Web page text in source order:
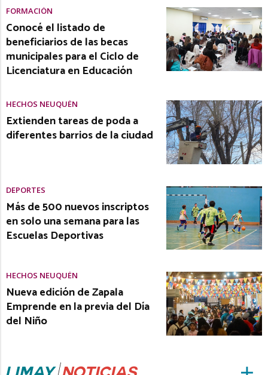
FORMACIÓN
Conocé el listado de
beneficiarios de las becas
municipales para el Ciclo de
Licenciatura en Educación
HECHOS NEUQUÉN
Extienden tareas de poda a
diferentes barrios de la ciudad
DEPORTES
Más de 500 nuevos inscriptos
en solo una semana para las
Escuelas Deportivas
HECHOS NEUQUÉN
Nueva edición de Zapala
Emprende en la previa del Día
del Niño